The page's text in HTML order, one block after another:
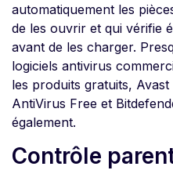
automatiquement les
de les ouvrir et qui vérifie
avant de les charger.
logiciels antivirus
les produits gratuits,
AntiVirus Free et
également.
Contrôle